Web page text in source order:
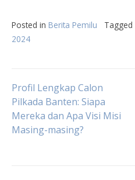
Posted in Berita Pemilu Tagged
2024
Post
navigation
Profil Lengkap Calon
Pilkada Banten: Siapa
Mereka dan Apa Visi Misi
Masing-masing?